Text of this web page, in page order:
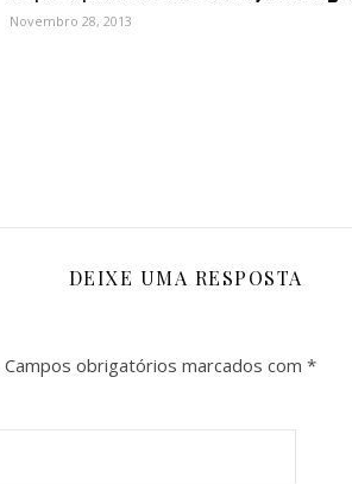
Novembro 28, 2013
DEIXE UMA RESPOSTA
Campos obrigatórios marcados com *